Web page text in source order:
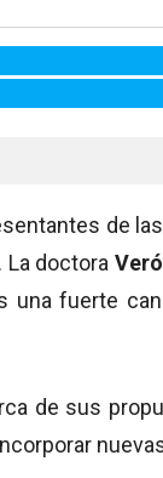
de
La doctora
una fuerte
de sus